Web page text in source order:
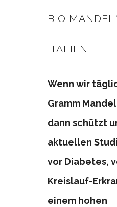
BIO
ITALIEN
Wenn wir
Gramm
dann schützt
aktuellen
vor Diabetes,
Kreislauf-
einem hohen